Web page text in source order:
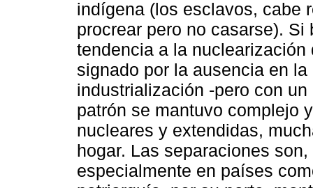
indígena (los esclavos, cabe
procrear pero no casarse).
tendencia a la
signado por la ausencia en
industrialización -pero con
patrón se mantuvo complejo
nucleares y extendidas,
hogar. Las separaciones
especialmente en países